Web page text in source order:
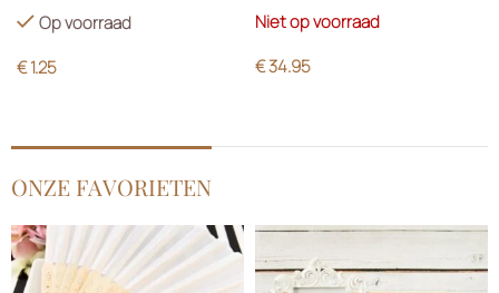
Op voorraad
€1.25
Niet op voorraad
€34.95
ONZE FAVORIETEN